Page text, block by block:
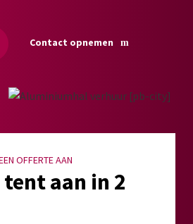
Contact opnemen
OFFERTE AAN
aan in 2